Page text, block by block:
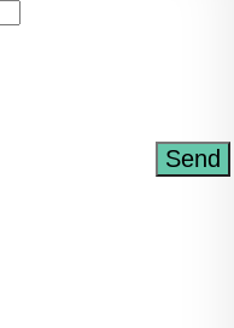
Send